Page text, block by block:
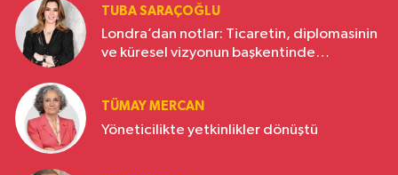
TUBA SARAÇOĞLU
Londra’dan notlar: Ticaretin, diplomasinin
ve küresel vizyonun başkentinde
TÜMAY MERCAN
Yöneticilikte yetkinlikler dönüştü